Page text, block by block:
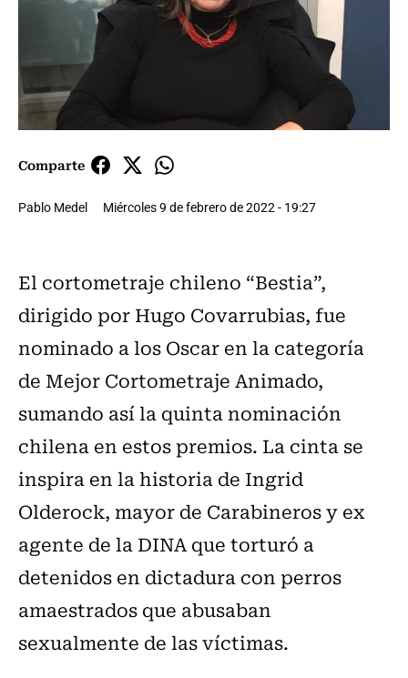
Comparte
Pablo Medel Miércoles 9 de febrero de 2022 - 19:27
El cortometraje chileno “Bestia”,
dirigido por Hugo Covarrubias, fue
nominado a los Oscar en la categoría
de Mejor Cortometraje Animado,
sumando así la quinta nominación
chilena en estos premios. La cinta se
inspira en la historia de Ingrid
Olderock, mayor de Carabineros y ex
agente de la DINA que torturó a
detenidos en dictadura con perros
amaestrados que abusaban
sexualmente de las víctimas.